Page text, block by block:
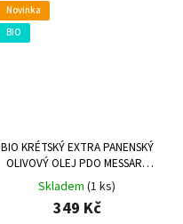
Novinka
BIO
BIO KRÉTSKÝ EXTRA PANENSKÝ
OLIVOVÝ OLEJ PDO MESSARA
500ML
Skladem (1 ks)
349 Kč